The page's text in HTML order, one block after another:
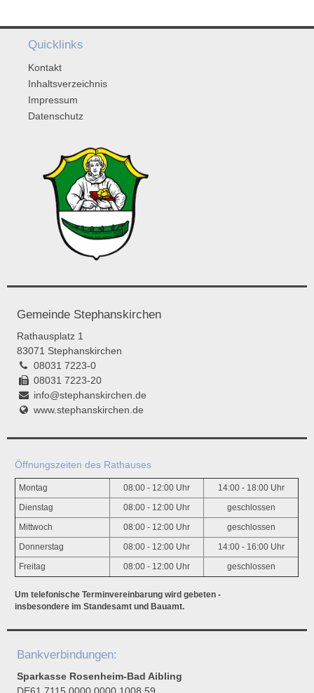
Quicklinks
Kontakt
Inhaltsverzeichnis
Impressum
Datenschutz
Gemeinde Stephanskirchen
Rathausplatz 1
83071 Stephanskirchen
08031 7223-0
08031 7223-20
info@stephanskirchen.de
www.stephanskirchen.de
Öffnungszeiten des Rathauses
Montag 08:00 - 12:00 Uhr 14:00 - 18:00 Uhr
Dienstag 08:00 - 12:00 Uhr geschlossen
Mittwoch 08:00 - 12:00 Uhr geschlossen
Donnerstag 08:00 - 12:00 Uhr 14:00 - 16:00 Uhr
Freitag 08:00 - 12:00 Uhr geschlossen
Um telefonische Terminvereinbarung wird gebeten -
insbesondere im Standesamt und Bauamt.
Bankverbindungen:
Sparkasse Rosenheim-Bad Aibling